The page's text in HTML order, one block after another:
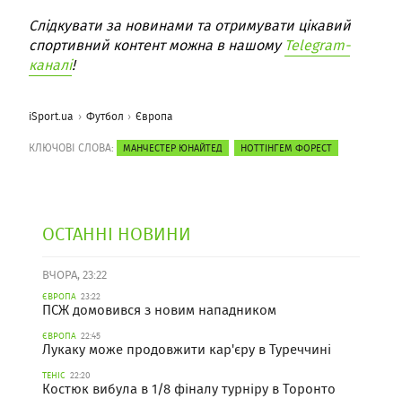
Слідкувати за новинами та отримувати цікавий
спортивний контент можна в нашомуTelegram-
каналі!
iSport.ua Футбол Європа
КЛЮЧОВІ СЛОВА: МАНЧЕСТЕР ЮНАЙТЕД НОТТІНГЕМ ФОРЕСТ
ОСТАННІ НОВИНИ
ВЧОРА, 23:22
ЄВРОПА 23:22
ПСЖ домовився з новим нападником
ЄВРОПА 22:45
Лукаку може продовжити кар'єру в Туреччині
ТЕНІС 22:20
Костюк вибула в 1/8 фіналу турніру в Торонто